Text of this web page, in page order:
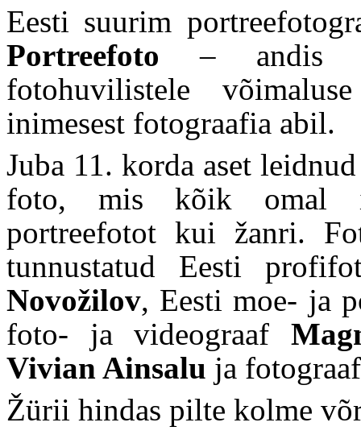
Eesti suurim
Portreefoto – andis
fotohuvilistele
inimesest fotograafia abil.
Juba 11. korda aset
foto, mis kõik omal
portreefotot kui žanri.
tunnustatud Eesti
Novožilov, Eesti moe- ja
foto- ja videograaf
Vivian Ainsalu ja
Žürii hindas pilte kolme